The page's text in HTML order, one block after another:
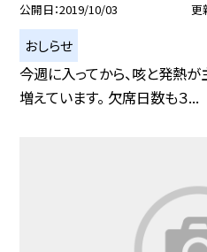
公開日 2019/10/03 更
おしらせ
今週に入ってから、咳と発熱
増えています。 欠席日数も３...